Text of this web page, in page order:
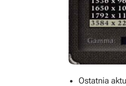
Ostatnia